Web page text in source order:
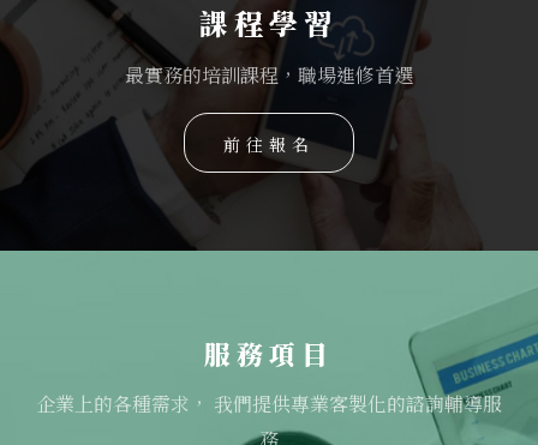
課程學習
最實務的培訓課程，職場進修首選
前往報名
服務項目
企業上的各種需求， 我們提供專業客製化的諮詢輔導服